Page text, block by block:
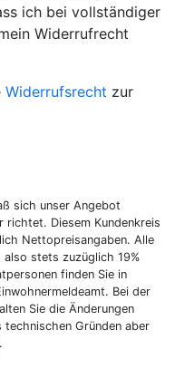
ich bei vollständiger
Widerrufrecht
Widerrufsrecht zur
sich unser Angebot
richtet. Diesem Kundenkreis
Nettopreisangaben. Alle
also stets zuzüglich 19%
finden Sie in
Bei der
Sie die Änderungen
Gründen aber